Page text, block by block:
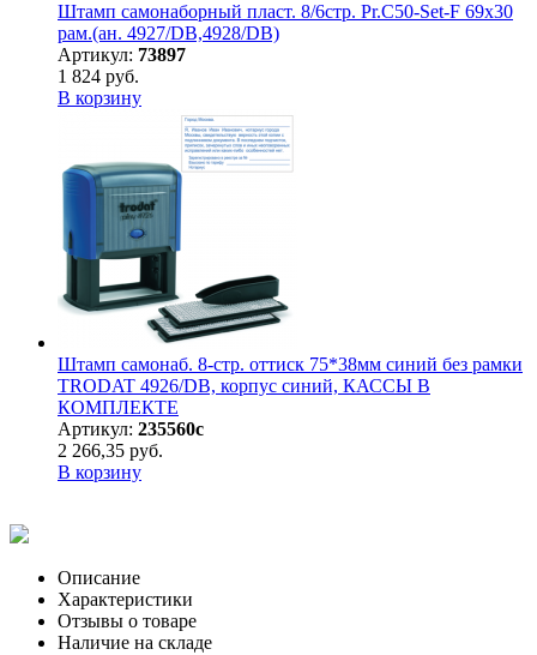
Штамп самонаборный пласт. 8/6стр. Pr.C50-Set-F 69х30
рам.(ан. 4927/DB,4928/DB)
Артикул: 73897
1 824 руб.
В корзину
Штамп самонаб. 8-стр. оттиск 75*38мм синий без рамки
TRODAT 4926/DB, корпус синий, КАССЫ В
КОМПЛЕКТЕ
Артикул: 235560с
2 266,35 руб.
В корзину
Описание
Характеристики
Отзывы о товаре
Наличие на складе